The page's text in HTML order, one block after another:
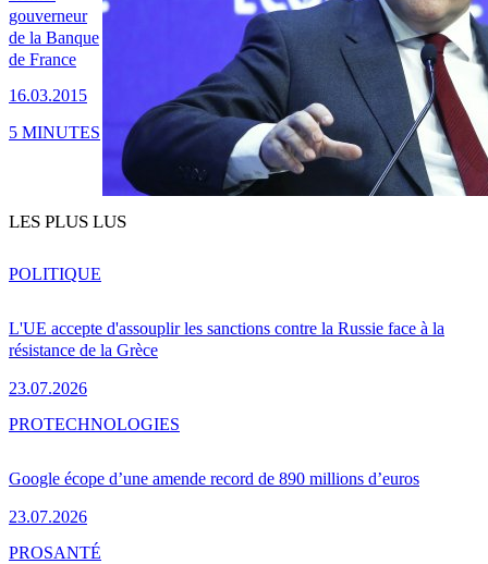
gouverneur
de la Banque
de France
16.03.2015
5 MINUTES
LES PLUS LUS
L'UE accepte d'assouplir les sanctions contre la Russie face à la
résistance de la Grèce
23.07.2026
POLITIQUE
Google écope d’une amende record de 890 millions d’euros
23.07.2026
PROTECHNOLOGIES
PROSANTÉ